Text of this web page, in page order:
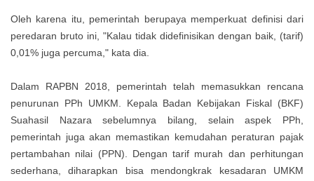
Oleh karena itu, pemerintah berupaya memperkuat definisi dari
peredaran bruto ini, "Kalau tidak didefinisikan dengan baik, (tarif)
0,01% juga percuma," kata dia.
Dalam RAPBN 2018, pemerintah telah memasukkan rencana
penurunan PPh UMKM. Kepala Badan Kebijakan Fiskal (BKF)
Suahasil Nazara sebelumnya bilang, selain aspek PPh,
pemerintah juga akan memastikan kemudahan peraturan pajak
pertambahan nilai (PPN). Dengan tarif murah dan perhitungan
sederhana, diharapkan bisa mendongkrak kesadaran UMKM